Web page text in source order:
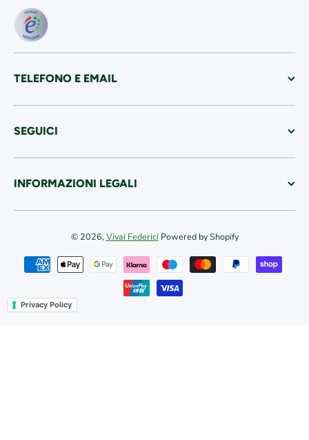
TELEFONO E EMAIL
SEGUICI
INFORMAZIONI LEGALI
© 2026, Vivai Federici Powered by Shopify
Metodi di pagamento
Privacy Policy